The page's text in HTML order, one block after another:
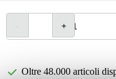
Oltre 48.000 articoli